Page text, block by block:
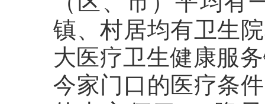
镇、村居均有卫生
大医疗卫生健康服
今家门口的医疗条